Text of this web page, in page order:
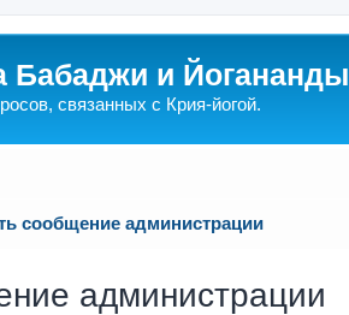
Бабаджи и Йогананды
связанных с Крия-йогой.
сообщение администрации
администрации